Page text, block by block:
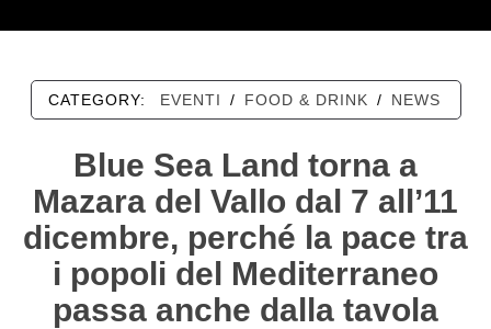
CATEGORY: EVENTI / FOOD & DRINK / NEWS
Blue Sea Land torna a
Mazara del Vallo dal 7 all’11
dicembre, perché la pace tra
i popoli del Mediterraneo
passa anche dalla tavola